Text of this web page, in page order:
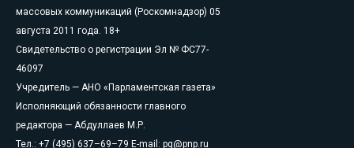
массовых коммуникаций (Роскомнадзор) 05
августа 2011 года. 18+
Свидетельство о регистрации Эл № ФС77-
46097
Учредитель — АНО «Парламентская газета»
Исполняющий обязанности главного
редактора — Абдуллаев М.Р.
Тел.: +7 (495) 637–69–79 E-mail: pg@pnp.ru